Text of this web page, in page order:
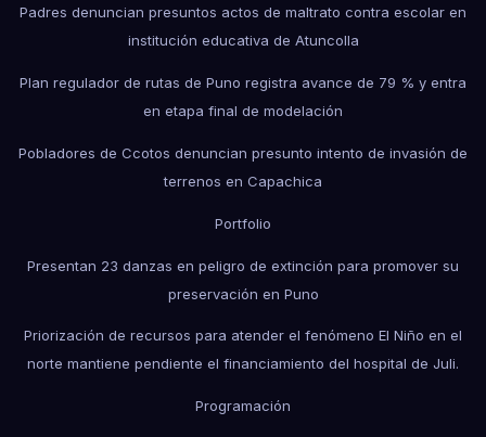
Padres denuncian presuntos actos de maltrato contra escolar en
institución educativa de Atuncolla
Plan regulador de rutas de Puno registra avance de 79 % y entra
en etapa final de modelación
Pobladores de Ccotos denuncian presunto intento de invasión de
terrenos en Capachica
Portfolio
Presentan 23 danzas en peligro de extinción para promover su
preservación en Puno
Priorización de recursos para atender el fenómeno El Niño en el
norte mantiene pendiente el financiamiento del hospital de Juli.
Programación